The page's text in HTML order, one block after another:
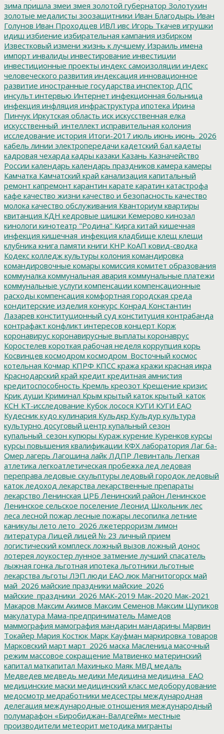
зима пришла змеи змея золотой губернатор Золотухин
золотые медалисты зоозащитники Иван Благодырь Иван
Голунов Иван Проходцев ИВЛ ивс Игорь Ткачев игрушки
идиш избиение избирательная кампания избирком
Известковый измени жизнь к лучшему Израиль имена
импорт инвалиды инвестирование инвестиции
инвестиционные проекты индекс самоизоляции индекс
человеческого развития индексация инновационное
развитие иностранные государства инспектор ДПС
инсульт интервью Интернет инфекционная больница
инфекция инфляция инфраструктура ипотека Ирина
Пинчук Иркутская область иск искусственная елка
искусственный_интеллект исправительная колония
исследование история Итоги-2017 июль июнь июнь_2026
кабель линии электропередачи кадетский бал кадеты
кадровая чехарда кадры казаки Казань Казначейство
России календарь календарь праздников камера камеры
Камчатка Камчатский край канализация капитальный
ремонт капремонт карантин карате каратин катастрофа
кафе качество жизни качество и безопасность качество
молока качество обслуживания Кванториум квартиры
квитанция КДН кедровые шишки Кемерово кинозал
кинологи кинотеатр "Родина" Кирга китай кишечная
инфекция кишечная_инфекция кладбище клещ клещи
клубника книга памяти книги КНР КоАП ковид-сводка
Кодекс колледж культуры колония командировка
командировочные комары комиссия комитет образования
коммуналка коммунальная авария коммунальные платежи
коммунальные услуги компенсации компенсационные
расходы компенсация комфортная городская среда
кондитерские изделия конкурс Конрад Константин
Лазарев конституционный суд конституция контрабанда
контрафакт конфликт интересов концерт Корж
коронавирус коронавирусные выплаты коронаврус
Коростелев короткая рабочая неделя коррупция корь
Косвинцев космодром космодром_Восточный космос
котельная Кочмар КПРФ КПСС кража кражи красная икра
Краснодарский край кредит кредитная амнистия
кредитоспособность Кремль креозот Крещение кризис
Крик души Криминал Крым крытый каток крытый_каток
КСН КТ-исследование Кубок лосося КУГИ КУГИ ЕАО
Кудесник кудо кулинария Кульдкр Кульдур культура
культурно досуговый центр купальный сезон
купальный_сезон купюры Кураж курение Куренков курсы
курсы повышения квалификации КФХ лаборатория Лаг ба-
Омер лагерь Лагошина лайк ЛДПР Левинталь Легкая
атлетика легкоатлетическая пробежка лед ледовая
переправа ледовые скульптуры ледовый городок ледовый
каток ледоход лекарства лекарственные препараты
лекарство Ленинская ЦРБ Ленинский район Ленинское
Ленинское сельское поселение Леонид Школьник лес
леса лесной пожар лесные пожары лесопилка летние
каникулы лето лето_2026 лжетерроризм лимон
литература Лицей лицей № 23 личный прием
логистический комплеск ложный вызов ложный донос
лотерея лоукостер лунное затмение лучший спасатель
лыжная гонка льготная ипотека льготники льготные
лекарства льготы ЛЭП люди ЕАО люк Магнитогорск май
май_2026 майские праздники майские_2026
майские_праздники_2026 МАК-2019 Мак-2020 Мак-2021
Макаров Максим Акимов Максим Семенов Максим Шупиков
макулатура Мама-предприниматель Мамедов
маммография мамография мандарин мандарины Марвин
Токайер Мария Костюк Марк Кауфман маркировка товаров
Марковский март март_2026 маска Масленица масочный
режим массовое сокращение Матвиенко материнский
капитал маткапитал Махинько Маяк МВД медаль
Медведев медведь медики Медицина медицина_ЕАО
медицинские маски медицинский класс медоборудование
медосмотр медработники медсестры международная
делегация международные отношения международный
полумарафон «Биробиджан-Валдгейм» местные
производители метеорит методика мигранты